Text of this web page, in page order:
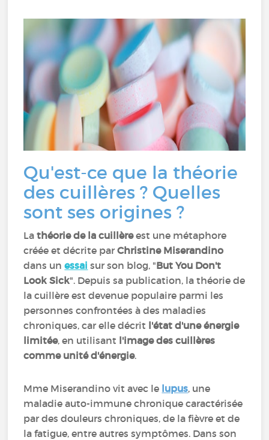
Qu'est-ce que la théorie
des cuillères ? Quelles
sont ses origines ?
La théorie de la cuillèreest une métaphore
créée et décrite parChristine Miserandino
dans unessai sur son blog, "But You Don't
Look Sick". Depuis sa publication, la théorie de
la cuillère est devenue populaire parmi les
personnes confrontées à des maladies
chroniques, car elle décrit l'état d'une énergie
limitée, en utilisant l'image des cuillères
comme unité d'énergie.
Mme Miserandino vit avec le lupus, une
maladie auto-immune chronique caractérisée
par des douleurs chroniques, de la fièvre et de
la fatigue, entre autres symptômes. Dans son